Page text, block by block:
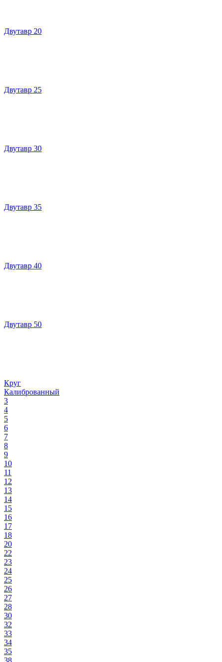
Двутавр 20
Двутавр 25
Двутавр 30
Двутавр 35
Двутавр 40
Двутавр 50
Круг
Калиброванный
3
4
5
6
7
8
9
10
11
12
13
14
15
16
17
18
20
22
23
24
25
26
27
28
30
32
33
34
35
38